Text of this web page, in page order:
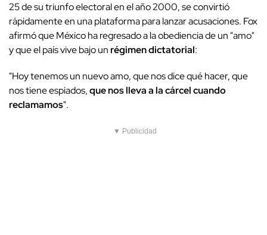
25 de su triunfo electoral en el año 2000, se convirtió
rápidamente en una plataforma para lanzar acusaciones. Fox
afirmó que México ha regresado a la obediencia de un "amo"
y que el país vive bajo unrégimen dictatorial:
"Hoy tenemos un nuevo amo, que nos dice qué hacer, que
nos tiene espiados,que nos lleva a la cárcel cuando
reclamamos".
▼ Publicidad